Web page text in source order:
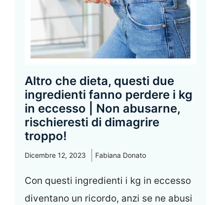
Altro che dieta, questi due
ingredienti fanno perdere i kg
in eccesso | Non abusarne,
rischieresti di dimagrire
troppo!
Dicembre 12, 2023 Fabiana Donato
Con questi ingredienti i kg in eccesso
diventano un ricordo, anzi se ne abusi